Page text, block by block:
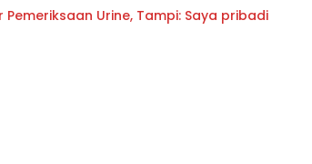
Pemeriksaan Urine, Tampi: Saya pribadi